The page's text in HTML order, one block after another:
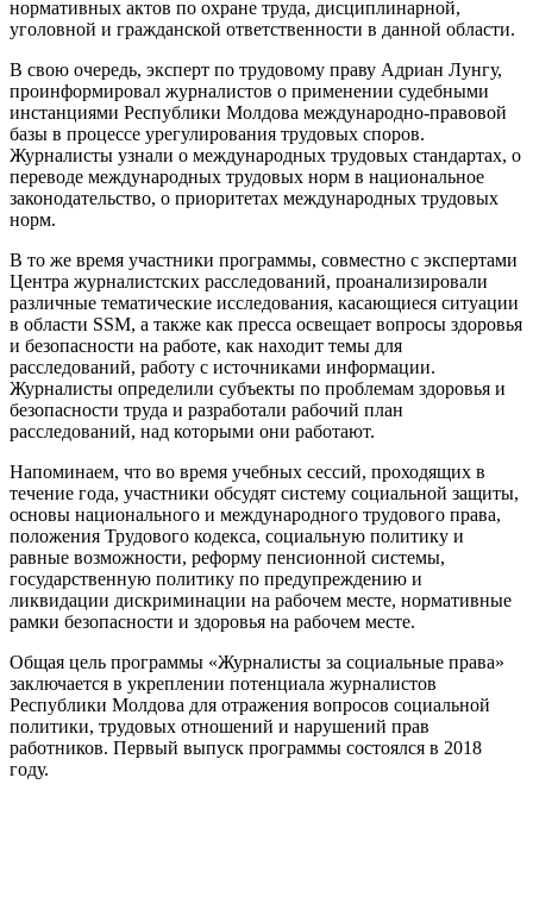
нормативных актов по охране труда, дисциплинарной,
уголовной и гражданской ответственности в данной области.
В свою очередь, эксперт по трудовому праву Адриан Лунгу,
проинформировал журналистов о применении судебными
инстанциями Республики Молдова международно-правовой
базы в процессе урегулирования трудовых споров.
Журналисты узнали о международных трудовых стандартах, о
переводе международных трудовых норм в национальное
законодательство, о приоритетах международных трудовых
норм.
В то же время участники программы, совместно с экспертами
Центра журналистских расследований, проанализировали
различные тематические исследования, касающиеся ситуации
в области SSM, а также как пресса освещает вопросы здоровья
и безопасности на работе, как находит темы для
расследований, работу с источниками информации.
Журналисты определили субъекты по проблемам здоровья и
безопасности труда и разработали рабочий план
расследований, над которыми они работают.
Напоминаем, что во время учебных сессий, проходящих в
течение года, участники обсудят систему социальной защиты,
основы национального и международного трудового права,
положения Трудового кодекса, социальную политику и
равные возможности, реформу пенсионной системы,
государственную политику по предупреждению и
ликвидации дискриминации на рабочем месте, нормативные
рамки безопасности и здоровья на рабочем месте.
Общая цель программы «Журналисты за социальные права»
заключается в укреплении потенциала журналистов
Республики Молдова для отражения вопросов социальной
политики, трудовых отношений и нарушений прав
работников. Первый выпуск программы состоялся в 2018
году.